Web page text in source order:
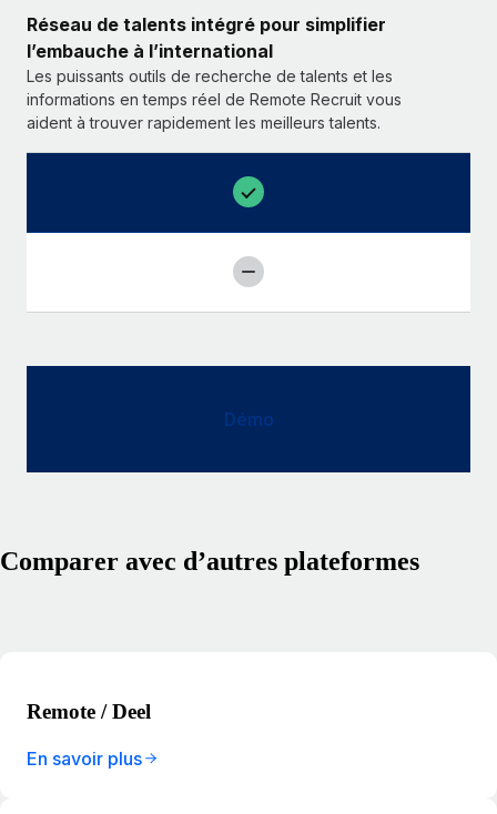
Réseau de talents intégré pour simplifier
l’embauche à l’international
Les puissants outils de recherche de talents et les
informations en temps réel de Remote Recruit vous
aident à trouver rapidement les meilleurs talents.
Démo
Comparer avec d’autres plateformes
Remote / Deel
En savoir plus